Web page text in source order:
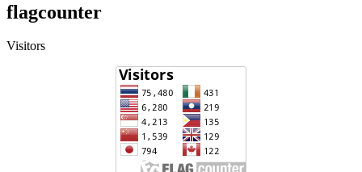
flagcounter
Visitors